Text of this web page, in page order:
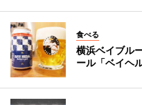
食べる
横浜ベイブル
ール「ベイヘル